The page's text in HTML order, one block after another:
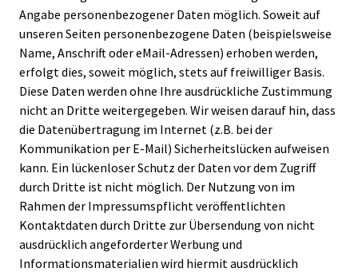
Angabe personenbezogener Daten möglich. Soweit auf
unseren Seiten personenbezogene Daten (beispielsweise
Name, Anschrift oder eMail-Adressen) erhoben werden,
erfolgt dies, soweit möglich, stets auf freiwilliger Basis.
Diese Daten werden ohne Ihre ausdrückliche Zustimmung
nicht an Dritte weitergegeben. Wir weisen darauf hin, dass
die Datenübertragung im Internet (z.B. bei der
Kommunikation per E-Mail) Sicherheitslücken aufweisen
kann. Ein lückenloser Schutz der Daten vor dem Zugriff
durch Dritte ist nicht möglich. Der Nutzung von im
Rahmen der Impressumspflicht veröffentlichten
Kontaktdaten durch Dritte zur Übersendung von nicht
ausdrücklich angeforderter Werbung und
Informationsmaterialien wird hiermit ausdrücklich